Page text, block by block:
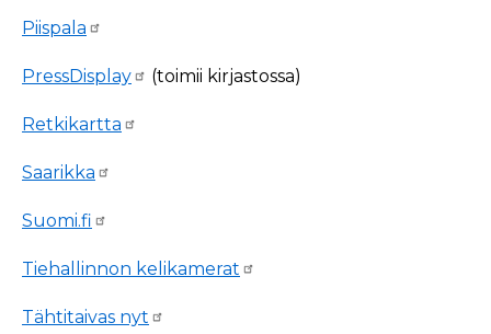
Piispala
PressDisplay (toimii kirjastossa)
Retkikartta
Saarikka
Suomi.fi
Tiehallinnon kelikamerat
Tähtitaivas nyt